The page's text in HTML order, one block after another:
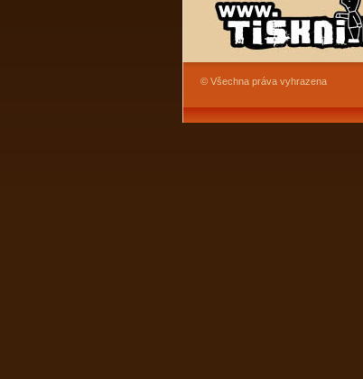
© Všechna práva vyhrazena